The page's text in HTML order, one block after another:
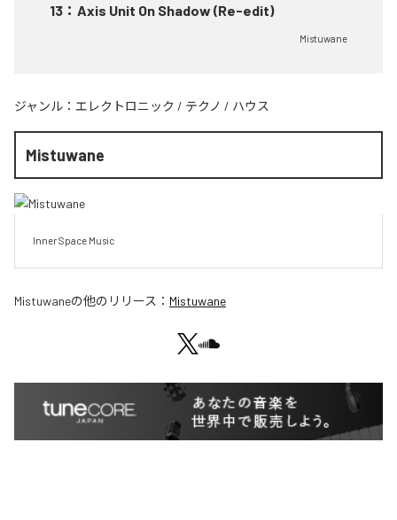
13 ： Axis Unit On Shadow (Re-edit)
Mistuwane
ジャンル： エレクトロニック / テクノ / ハウス
Mistuwane
Inner Space Music
Mistuwaneの他のリリース： Mistuwane